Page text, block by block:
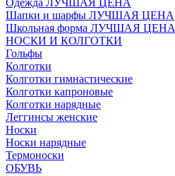
Одежда ЛУЧШАЯ ЦЕНА
Шапки и шарфы ЛУЧШАЯ ЦЕНА
Школьная форма ЛУЧШАЯ ЦЕНА
НОСКИ И КОЛГОТКИ
Гольфы
Колготки
Колготки гимнастические
Колготки капроновые
Колготки нарядные
Леггинсы женские
Носки
Носки нарядные
Термоноски
ОБУВЬ